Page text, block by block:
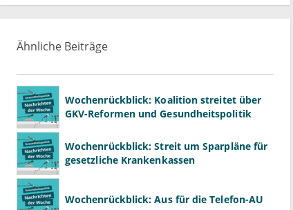
Ähnliche Beiträge
Wochenrückblick: Koalition streitet über
GKV-Reformen und Gesundheitspolitik
Wochenrückblick: Streit um Sparpläne für
gesetzliche Krankenkassen
Wochenrückblick: Aus für die Telefon-AU